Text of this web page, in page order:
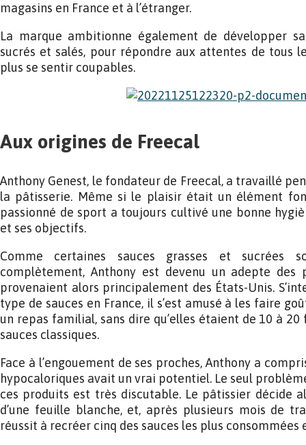
magasins en France et à l’étranger.
La marque ambitionne également de développer
sucrés et salés, pour répondre aux attentes de tous
plus se sentir coupables.
Aux origines de Freecal
Anthony Genest, le fondateur de Freecal, a travaillé
la pâtisserie. Même si le plaisir était un élément
passionné de sport a toujours cultivé une bonne
et ses objectifs.
Comme certaines sauces grasses et sucrées
complètement, Anthony est devenu un adepte des
provenaient alors principalement des États-Unis.
type de sauces en France, il s’est amusé à les faire
un repas familial, sans dire qu’elles étaient de 10 à
sauces classiques.
Face à l’engouement de ses proches, Anthony a
hypocaloriques avait un vrai potentiel. Le seul
ces produits est très discutable. Le pâtissier décide
d’une feuille blanche, et, après plusieurs mois de
réussit à recréer cinq des sauces les plus consommées